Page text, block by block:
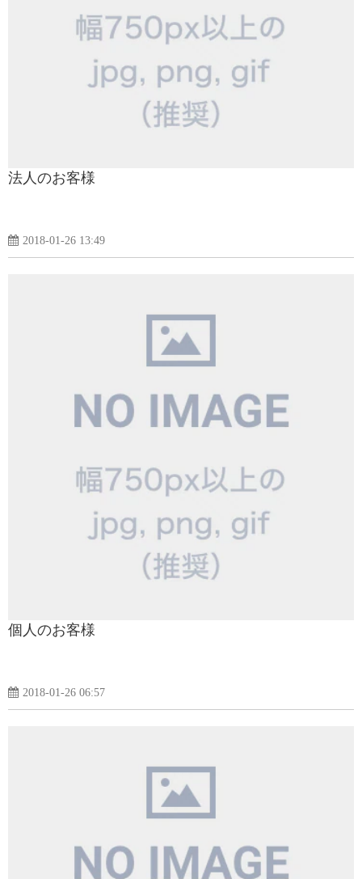
法人のお客様
2018-01-26 13:49
個人のお客様
2018-01-26 06:57